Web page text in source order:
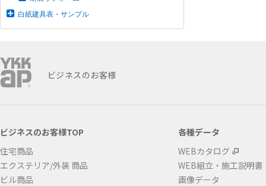
白紙建具表・サンプル
ビジネスのお客様
ビジネスのお客様TOP
住宅商品
エクステリア/外装 商品
ビル商品
各種データ
WEBカタログ
WEB組立・施工説明書
画像データ